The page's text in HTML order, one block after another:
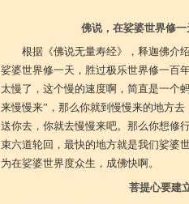
佛说，在娑婆世界修
根据《佛说无量寿经》，释迦佛介
娑婆世界修一天，胜过极乐世界修一百
太慢了，这个慢的速度啊，简直是一个
来慢慢来”，那么你就到慢慢来的地方
送你去，你就去慢慢来吧。那么你想修
束六道轮回，最快的地方就是我们娑婆
为在娑婆世界度众生，成佛快啊。
菩提心要建